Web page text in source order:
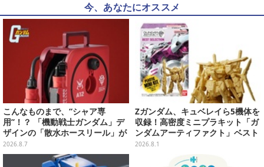
今、あなたにオススメ
こんなものまで、“シャア専
用”！？ 「機動戦士ガンダム」デ
ザインの「散水ホースリール」が
予約開始ーあえて存在感を放つ赤
さ
2026.8.7
Zガンダム、キュベレイら5機体を
収録！高密度ミニプラキット「ガ
ンダムアーティファクト」ベスト
セレクションが10月発売
2026.8.1